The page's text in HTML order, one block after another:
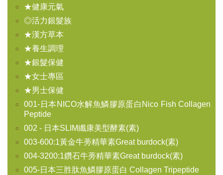
★健康元氣
◎活力銀髮族
★漢方草本
★養生調理
★銀髮保健
★女士專區
★男士保健
001-日本NICO水解魚鱗膠原蛋白Nico Fish Collagen
Peptide
002 - 日本SLIM纖康美型酵素(素)
003-600:1黃金牛蒡精華素Great burdock(素)
004-3200:1鑽石牛蒡精華素Great burdock(素)
005-日本三胜肽魚鱗膠原蛋白 Collagen Tripeptide